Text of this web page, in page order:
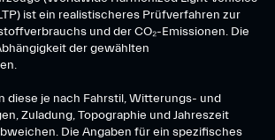
ist ein realistischeres Prüfverfahren zur
und der CO₂-Emissionen. Die
der gewählten
diese je nach Fahrstil, Witterungs- und
Zuladung, Topographie und Jahreszeit
Die Angaben für ein spezifisches